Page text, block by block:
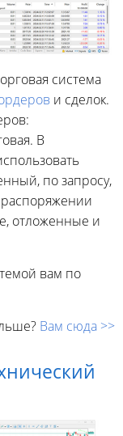
система
и сделок.
В
по запросу,
отложенные и
вам по
Вам сюда >>